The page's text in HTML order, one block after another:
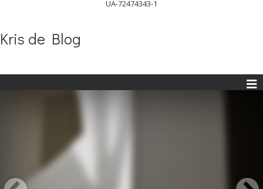
UA-72474343-1
Kris de Blog